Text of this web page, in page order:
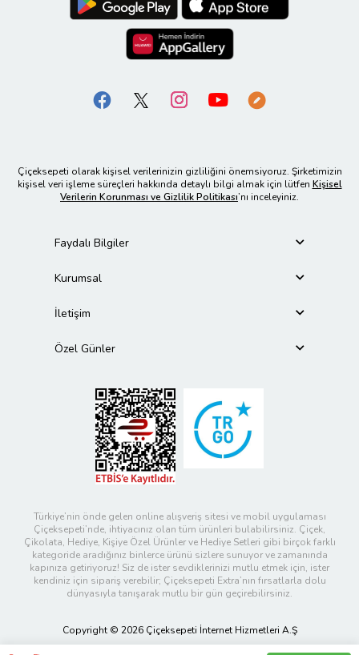
Çiçeksepeti olarak kişisel verilerinizin gizliliğini önemsiyoruz. Şirketimizin
kişisel veri işleme süreçleri hakkında detaylı bilgi almak için lütfen Kişisel
Verilerin Korunması ve Gizlilik Politikası’nı inceleyiniz.
Faydalı Bilgiler
Kurumsal
İletişim
Özel Günler
Türkiye’nin önde gelen online alışveriş sitesi ve mobil uygulaması
Çiçeksepeti’nde, ihtiyacınız olan tüm ürünleri bulabilirsiniz. Çiçek,
Çikolata, Hediye, Kişiye Özel Ürünler ve Hediye Setleri gibi birçok farklı
kategoride aradığınız binlerce ürünü sizlere sunuyor ve zamanında
kapınıza getiriyoruz! Siz de ister sevdiklerinizi mutlu etmek için, ister
kendiniz için sipariş verebilir; Çiçeksepeti Extra’nın fırsatlarla dolu
dünyasıyla tanışarak mutlu bir gün geçirebilirsiniz.
Copyright © 2026 Çiçeksepeti İnternet Hizmetleri A.Ş